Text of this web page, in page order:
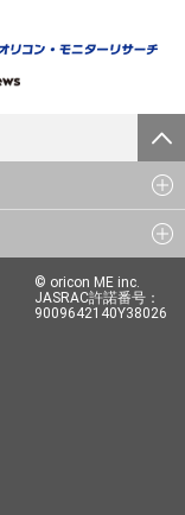
© oricon ME inc.
JASRAC許諾番号：
9009642140Y38026